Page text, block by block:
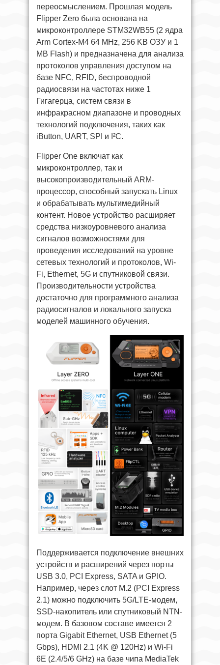
переосмыслением. Прошлая модель
Flipper Zero была основана на
микроконтроллере STM32WB55 (2 ядра
Arm Cortex-M4 64 MHz, 256 KB ОЗУ и 1
MB Flash) и предназначена для анализа
протоколов управления доступом на
базе NFC, RFID, беспроводной
радиосвязи на частотах ниже 1
Гигагерца, систем связи в
инфракрасном диапазоне и проводных
технологий подключения, таких как
iButton, UART, SPI и I²C.
Flipper One включат как
микроконтроллер, так и
высокопроизводительный ARM-
процессор, способный запускать Linux
и обрабатывать мультимедийный
контент. Новое устройство расширяет
средства низкоуровневого анализа
сигналов возможностями для
проведения исследований на уровне
сетевых технологий и протоколов, Wi-
Fi, Ethernet, 5G и спутниковой связи.
Производительности устройства
достаточно для программного анализа
радиосигналов и локального запуска
моделей машинного обучения.
Поддерживается подключение внешних
устройств и расширений через порты
USB 3.0, PCI Express, SATA и GPIO.
Например, через слот M.2 (PCI Express
2.1) можно подключить 5G/LTE-модем,
SSD-накопитель или спутниковый NTN-
модем. В базовом составе имеется 2
порта Gigabit Ethernet, USB Ethernet (5
Gbps), HDMI 2.1 (4K @ 120Hz) и Wi-Fi
6E (2.4/5/6 GHz) на базе чипа MediaTek